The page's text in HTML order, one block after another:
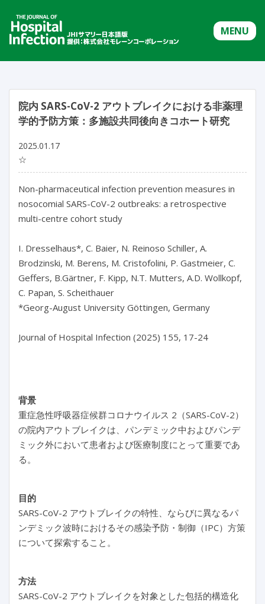
MENU
院内 SARS-CoV-2 アウトブレイクにおける非薬理
学的予防方策：多施設共同後向きコホート研究
2025.01.17
☆
Non-pharmaceutical infection prevention measures in
nosocomial SARS-CoV-2 outbreaks: a retrospective
multi-centre cohort study
I. Dresselhaus*, C. Baier, N. Reinoso Schiller, A.
Brodzinski, M. Berens, M. Cristofolini, P. Gastmeier, C.
Geffers, B.Gärtner, F. Kipp, N.T. Mutters, A.D. Wollkopf,
C. Papan, S. Scheithauer
*Georg-August University Göttingen, Germany
Journal of Hospital Infection (2025) 155, 17-24
背景
重症急性呼吸器症候群コロナウイルス 2（SARS-CoV-2）
の院内アウトブレイクは、パンデミック中およびパンデ
ミック外において患者および医療制度にとって重要であ
る。
目的
SARS-CoV-2 アウトブレイクの特性、ならびに異なるパ
ンデミック波時におけるその感染予防・制御（IPC）方策
について探索すること。
方法
SARS-CoV-2 アウトブレイクを対象とした包括的構造化